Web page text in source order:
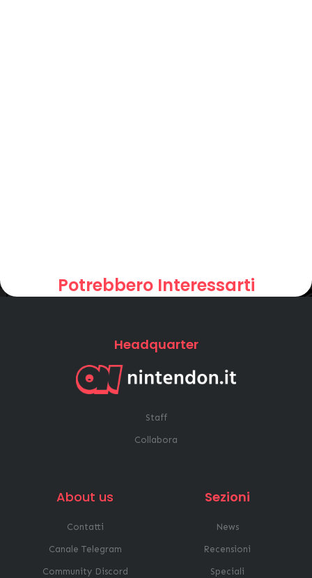
Potrebbero Interessarti
Headquarter
Staff
Collabora
About us
Contatti
Canale Telegram
Community Discord
Sezioni
News
Recensioni
Speciali